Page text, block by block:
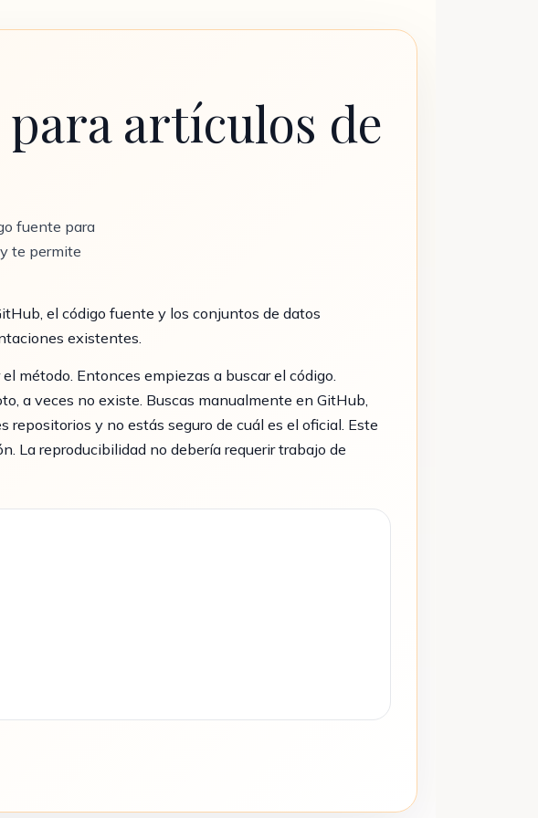
artículos de
fuente para
te permite
el código fuente y los conjuntos de datos
existentes.
método. Entonces empiezas a buscar el código.
a veces no existe. Buscas manualmente en GitHub,
y no estás seguro de cuál es el oficial. Este
La reproducibilidad no debería requerir trabajo de